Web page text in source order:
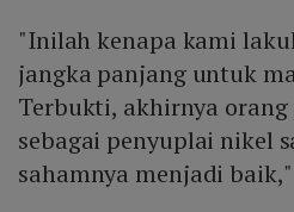
"Inilah kenapa kami
jangka panjang untuk
Terbukti, akhirnya
sebagai penyuplai nikel
sahamnya menjadi